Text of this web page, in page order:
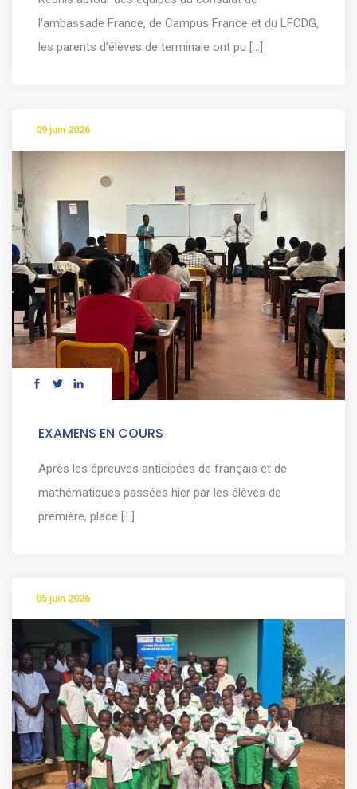
l'ambassade France, de Campus France et du LFCDG,
les parents d’élèves de terminale ont pu [...]
09 juin 2026
EXAMENS EN COURS
Après les épreuves anticipées de français et de
mathématiques passées hier par les élèves de
première, place [...]
05 juin 2026